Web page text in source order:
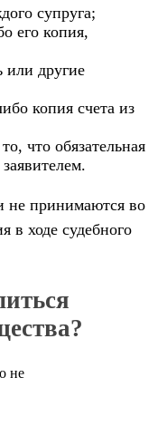
супруга;
его копия,
или другие
копия счета из
что обязательная
не принимаются во
в ходе судебного
не